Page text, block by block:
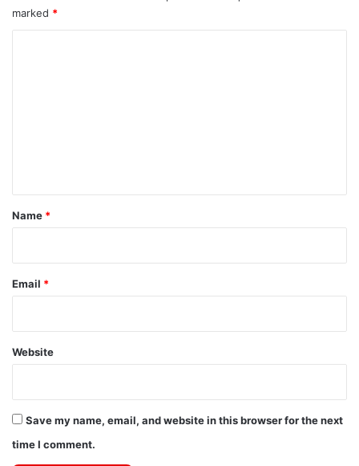
marked *
*
Name *
Email *
Website
Save my name, email, and website in this browser for the next
time I comment.